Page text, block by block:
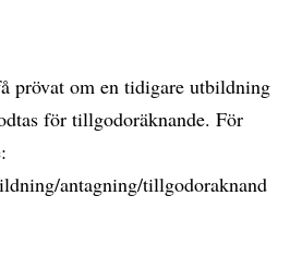
prövat om en tidigare utbildning
för tillgodoräknande. För
antagning/tillgodoraknand